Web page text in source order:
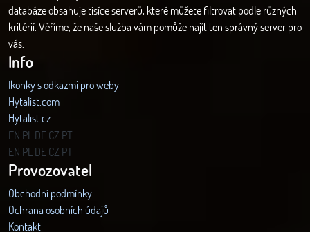
databáze obsahuje tisíce serverů, které můžete filtrovat podle různých
kritérií. Věříme, že naše služba vám pomůže najít ten správný server pro
vás.
Info
Ikonky s odkazmi pro weby
Hytalist.com
Hytalist.cz
Hytamods.org
EN PL DECZ PT
EN PL DECZ PT
Provozovatel
Obchodní podmínky
Ochrana osobních údajů
Kontakt